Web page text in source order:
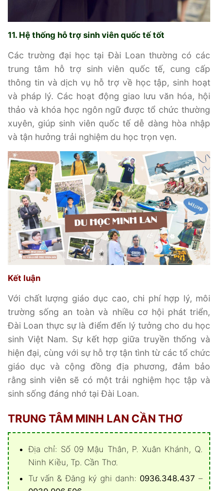
11. Hệ thống hỗ trợ sinh viên quốc tế tốt
Các trường đại học tại Đài Loan thường có các
trung tâm hỗ trợ sinh viên quốc tế, cung cấp
thông tin và dịch vụ hỗ trợ về học tập, sinh hoạt
và pháp lý. Các hoạt động giao lưu văn hóa, hội
thảo và khóa học ngôn ngữ được tổ chức thường
xuyên, giúp sinh viên quốc tế dễ dàng hòa nhập
và tận hưởng trải nghiệm du học trọn vẹn.
Kết luận
Với chất lượng giáo dục cao, chi phí hợp lý, môi
trường sống an toàn và nhiều cơ hội phát triển,
Đài Loan thực sự là điểm đến lý tưởng cho du học
sinh Việt Nam. Sự kết hợp giữa truyền thống và
hiện đại, cùng với sự hỗ trợ tận tình từ các tổ chức
giáo dục và cộng đồng địa phương, đảm bảo
rằng sinh viên sẽ có một trải nghiệm học tập và
sinh sống đáng nhớ tại Đài Loan.
TRUNG TÂM MINH LAN CẦN THƠ
Địa chỉ: Số 09 Mậu Thân, P. Xuân Khánh, Q.
Ninh Kiều, Tp. Cần Thơ.
Tư vấn & Đăng ký ghi danh: 0936.348.437 –